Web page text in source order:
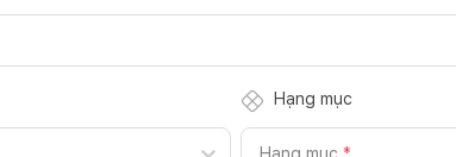
Hạng mục
Hạng mục *